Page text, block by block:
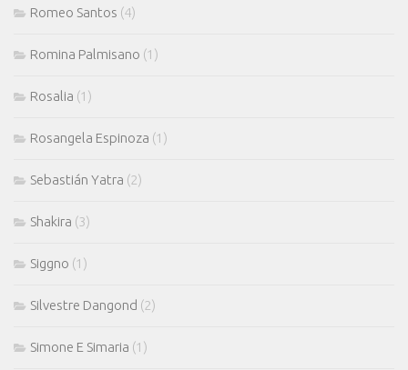
Romeo Santos (4)
Romina Palmisano (1)
Rosalia (1)
Rosangela Espinoza (1)
Sebastián Yatra (2)
Shakira (3)
Siggno (1)
Silvestre Dangond (2)
Simone E Simaria (1)